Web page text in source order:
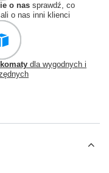
o nas sprawdź, co
o nas inni klienci
dla wygodnych i